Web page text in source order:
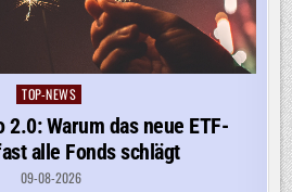
Posted
in
TOP-NEWS
Warum das neue ETF-
alle Fonds schlägt
09-08-2026